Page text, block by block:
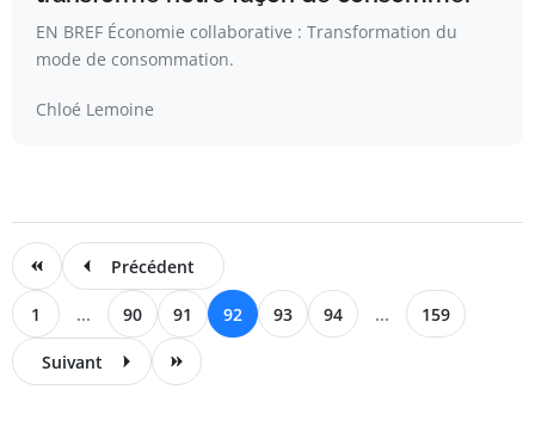
EN BREF Économie collaborative : Transformation du
mode de consommation.
Chloé Lemoine
Précédent
1 ... 90 91 92 93 94 ... 159
Suivant